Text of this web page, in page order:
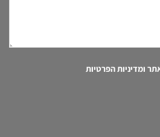
ומדיניות הפרטיות